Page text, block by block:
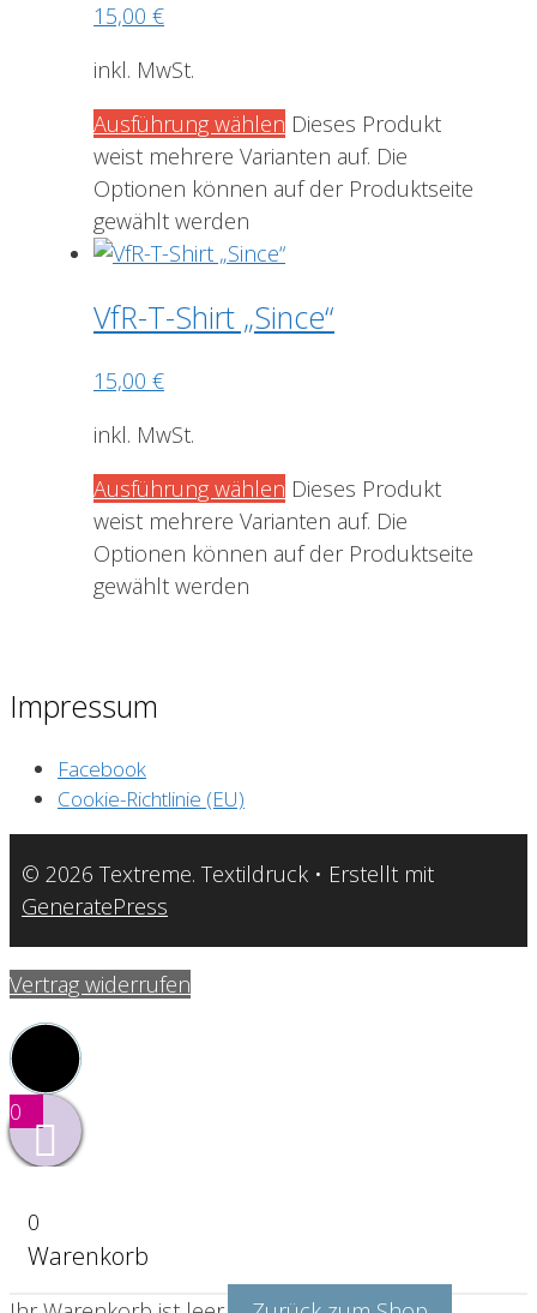
15,00 €
inkl. MwSt.
Ausführung wählen Dieses Produkt
weist mehrere Varianten auf. Die
Optionen können auf der Produktseite
gewählt werden
VfR-T-Shirt „Since“
15,00 €
inkl. MwSt.
Ausführung wählen Dieses Produkt
weist mehrere Varianten auf. Die
Optionen können auf der Produktseite
gewählt werden
Impressum
Facebook
Cookie-Richtlinie (EU)
© 2026 Textreme. Textildruck • Erstellt mit
GeneratePress
Vertrag widerrufen
0
0
Warenkorb